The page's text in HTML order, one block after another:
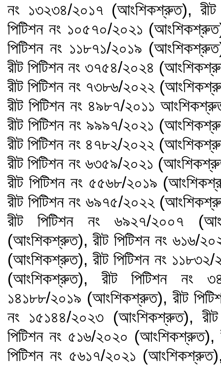
নং ১৩২৩৪/২০১৭ (আংশিকশ্রুত),
পিটিশন নং ১০৫৭০/২০২১
পিটিশন নং ১১৮৭১/২০১৯
রীট পিটিশন নং ৩৭৫৪/২০২৪
রীট পিটিশন নং ৭৩৮৬/২০২২
রীট পিটিশন নং ৪৯৮৭/২০১১
রীট পিটিশন নং ৯৯৯৭/২০২১
রীট পিটিশন নং ৪৭৮২/২০২২
রীট পিটিশন নং ৬৩৫৯/২০২১
রীট পিটিশন নং ৫৫৬৮/২০১৯
রীট পিটিশন নং ৬৯৭৫/২০২২
রীট পিটিশন নং ৬৯২৭/২০০৭
(আংশিকশ্রুত), রীট পিটিশন নং ৬১৬/
(আংশিকশ্রুত), রীট পিটিশন নং
(আংশিকশ্রুত), রীট পিটিশন নং
১৪১৮৮/২০১৯ (আংশিকশ্রুত), রীট
নং ১৫১৪৪/২০২৩ (আংশিকশ্রুত),
পিটিশন নং ৫১৬/২০২০ (আংশিকশ্রুত),
পিটিশন নং ৫৬১৭/২০২১